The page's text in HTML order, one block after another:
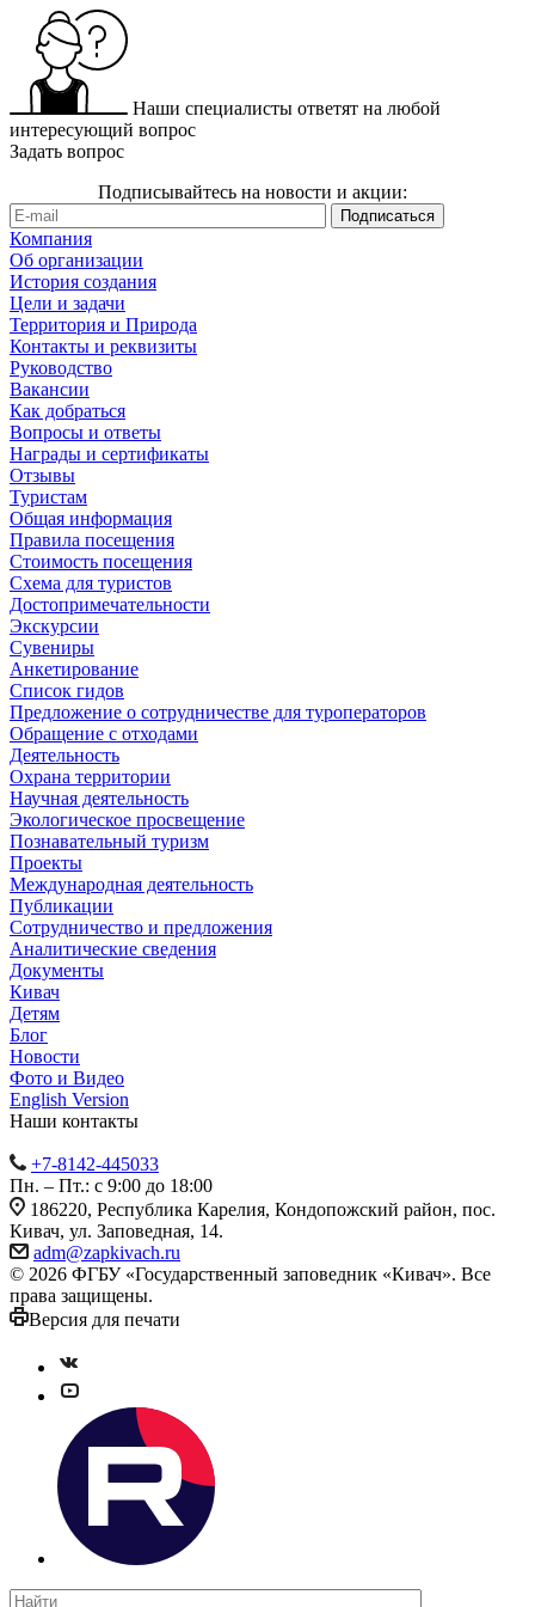
Наши специалисты ответят на любой
интересующий вопрос
Задать вопрос
Подписывайтесь на новости и акции:
Компания
Об организации
История создания
Цели и задачи
Территория и Природа
Контакты и реквизиты
Руководство
Вакансии
Как добраться
Вопросы и ответы
Награды и сертификаты
Отзывы
Туристам
Общая информация
Правила посещения
Стоимость посещения
Схема для туристов
Достопримечательности
Экскурсии
Сувениры
Анкетирование
Список гидов
Предложение о сотрудничестве для туроператоров
Обращение с отходами
Деятельность
Охрана территории
Научная деятельность
Экологическое просвещение
Познавательный туризм
Проекты
Международная деятельность
Публикации
Сотрудничество и предложения
Аналитические сведения
Документы
Кивач
Детям
Блог
Новости
Фото и Видео
English Version
Наши контакты
+7-8142-445033
Пн. – Пт.: с 9:00 до 18:00
186220, Республика Карелия, Кондопожский район, пос.
Кивач, ул. Заповедная, 14.
adm@zapkivach.ru
© 2026 ФГБУ «Государственный заповедник «Кивач». Все
права защищены.
Версия для печати